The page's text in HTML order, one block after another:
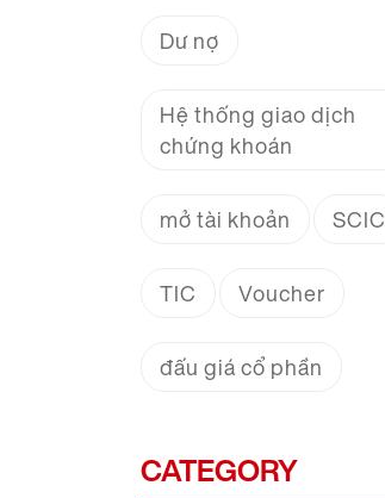
Dư nợ
Hệ thống giao dịch
chứng khoán
mở tài khoản SCIC
TIC Voucher
đấu giá cổ phần
CATEGORY